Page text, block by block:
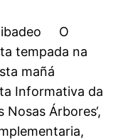
O
tempada na
mañá
Informativa da
Árbores‘,